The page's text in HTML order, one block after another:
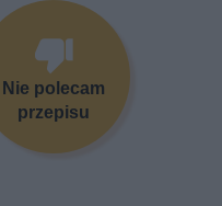
Nie polecam
przepisu